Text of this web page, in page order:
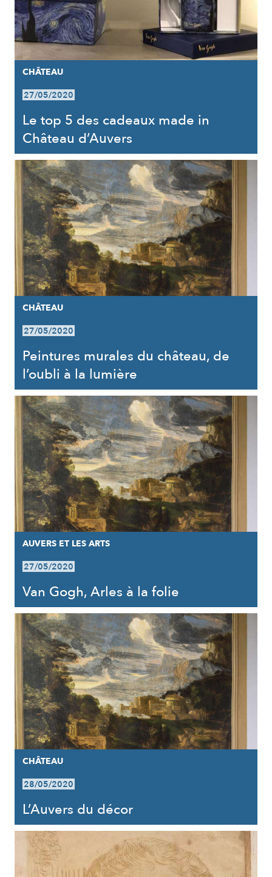
CHÂTEAU
27/05/2020
Le top 5 des cadeaux made in
Château d’Auvers
CHÂTEAU
27/05/2020
Peintures murales du château, de
l’oubli à la lumière
AUVERS ET LES ARTS
27/05/2020
Van Gogh, Arles à la folie
CHÂTEAU
28/05/2020
L’Auvers du décor